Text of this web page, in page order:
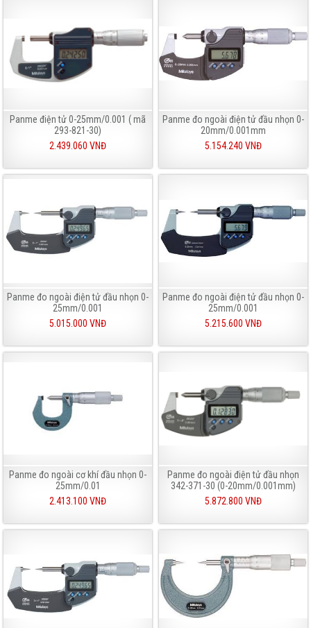
Panme điện tử 0-25mm/0.001 ( mã
293-821-30)
2.439.060 VNĐ
Panme đo ngoài điện tử đầu nhọn 0-
20mm/0.001mm
5.154.240 VNĐ
Panme đo ngoài điện tử đầu nhọn 0-
25mm/0.001
5.015.000 VNĐ
Panme đo ngoài điện tử đầu nhọn 0-
25mm/0.001
5.215.600 VNĐ
Panme đo ngoài cơ khí đầu nhọn 0-
25mm/0.01
2.413.100 VNĐ
Panme đo ngoài điện tử đầu nhọn
342-371-30 (0-20mm/0.001mm)
5.872.800 VNĐ